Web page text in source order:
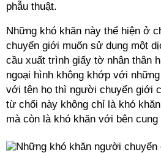
phẫu thuật.
Những khó khăn này thể hiện ở
chuyển giới muốn sử dụng một
cầu xuất trình giấy tờ nhân thân
ngoại hình không khớp với
với tên họ thì người chuyển giới
từ chối này không chỉ là khó
mà còn là khó khăn với bên